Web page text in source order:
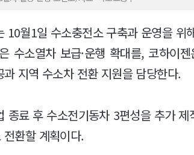
10월1일 수소충전소 구축과 운영을 위
수소열차 보급·운행 확대를, 코하이
지역 수소차 전환 지원을 담당한다.
종료 후 수소전기동차 3편성을 추가
환할 계획이다.